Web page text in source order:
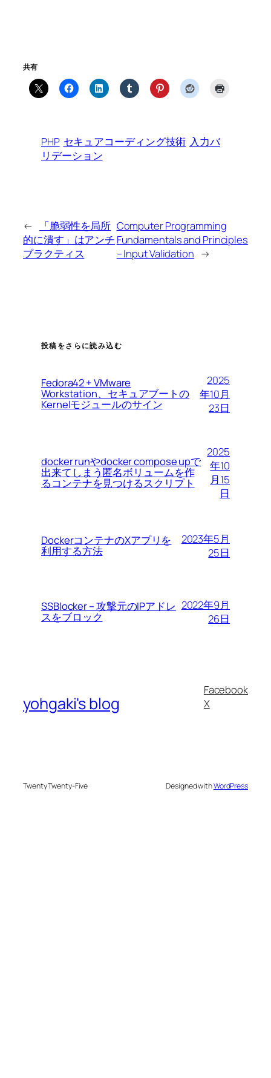
共有
PHP セキュアコーディング技術 入力バ
リデーション
←
「脆弱性を局所
的に潰す」はアンチ
プラクティス
Computer Programming
Fundamentals and Principles
– Input Validation →
投稿をさらに読み込む
Fedora42 + VMware
Workstation、セキュアブートの
Kernelモジュールのサイン
2025
年10月
23日
docker runやdocker compose upで
出来てしまう匿名ボリュームを作
るコンテナを見つけるスクリプト
2025
年10
月15
日
DockerコンテナのXアプリを
利用する方法
2023年5月
25日
SSBlocker – 攻撃元のIPアドレ
スをブロック
2022年9月
26日
yohgaki's blog
Facebook
X
Twenty Twenty-Five Designed withWordPress